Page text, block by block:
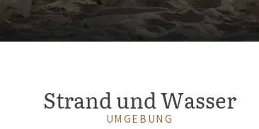
Strand und Wasser
UMGEBUNG